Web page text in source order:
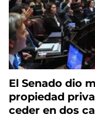
El Senado dio
propiedad
ceder en dos